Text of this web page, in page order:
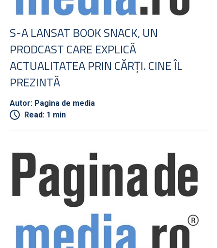
S-A LANSAT BOOK SNACK, UN
PRODCAST CARE EXPLICĂ
ACTUALITATEA PRIN CĂRŢI. CINE ÎL
PREZINTĂ
Autor: Pagina de media
Read: 1 min